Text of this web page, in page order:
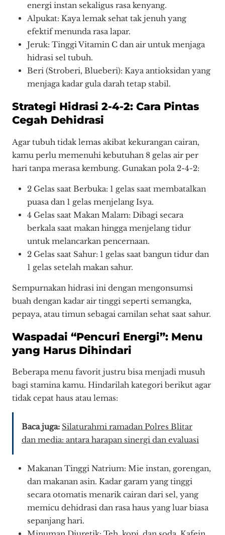
energi instan sekaligus rasa kenyang.
Alpukat: Kaya lemak sehat tak jenuh yang
efektif menunda rasa lapar.
Jeruk: Tinggi Vitamin C dan air untuk menjaga
hidrasi sel tubuh.
Beri (Stroberi, Blueberi): Kaya antioksidan yang
menjaga kadar gula darah tetap stabil.
Strategi Hidrasi 2-4-2: Cara Pintas
Cegah Dehidrasi
Agar tubuh tidak lemas akibat kekurangan cairan,
kamu perlu memenuhi kebutuhan 8 gelas air per
hari tanpa merasa kembung. Gunakan pola 2-4-2:
2 Gelas saat Berbuka: 1 gelas saat membatalkan
puasa dan 1 gelas menjelang Isya.
4 Gelas saat Makan Malam: Dibagi secara
berkala saat makan hingga menjelang tidur
untuk melancarkan pencernaan.
2 Gelas saat Sahur: 1 gelas saat bangun tidur dan
1 gelas setelah makan sahur.
Sempurnakan hidrasi ini dengan mengonsumsi
buah dengan kadar air tinggi seperti semangka,
pepaya, atau timun sebagai camilan sehat saat sahur.
Waspadai “Pencuri Energi”: Menu
yang Harus Dihindari
Beberapa menu favorit justru bisa menjadi musuh
bagi stamina kamu. Hindarilah kategori berikut agar
tidak cepat haus atau lemas:
Baca juga: Silaturahmi ramadan Polres Blitar
dan media: antara harapan sinergi dan evaluasi
Makanan Tinggi Natrium: Mie instan, gorengan,
dan makanan asin. Kadar garam yang tinggi
secara otomatis menarik cairan dari sel, yang
memicu dehidrasi dan rasa haus yang luar biasa
sepanjang hari.